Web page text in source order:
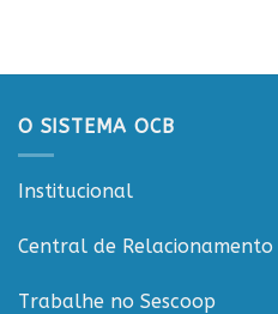
20
O SISTEMA OCB
Institucional
Central de Relacionamento
Trabalhe no Sescoop